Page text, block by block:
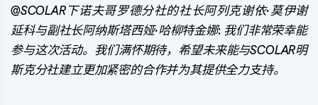
@SCOLAR下诺夫哥罗德分社的社长阿列克谢依·莫伊谢
延科与副社长阿纳斯塔西娅·哈柳特金娜: 我们非常荣幸能
参与这次活动。我们满怀期待，希望未来能与SCOLAR明
斯克分社建立更加紧密的合作并为其提供全力支持。